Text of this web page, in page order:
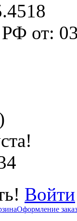
от:
Войти
Оформление